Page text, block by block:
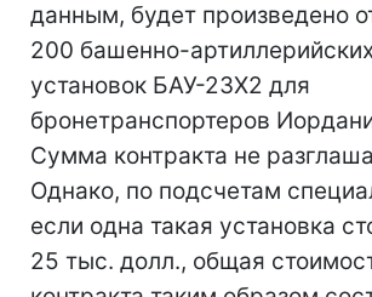
данным, будет произведено
200 башенно-
установок БАУ-23Х2 для
бронетранспортеров
Сумма контракта не
Однако, по подсчетам
если одна такая установка
25 тыс. долл., общая